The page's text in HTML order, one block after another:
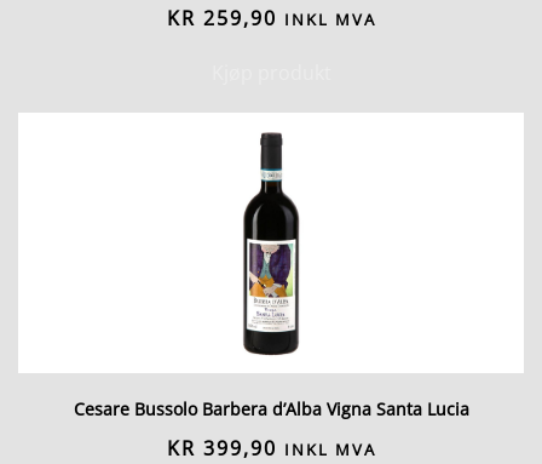
KR 259,90 INKL MVA
Cesare Bussolo Barbera d’Alba Vigna Santa Lucia
KR 399,90 INKL MVA